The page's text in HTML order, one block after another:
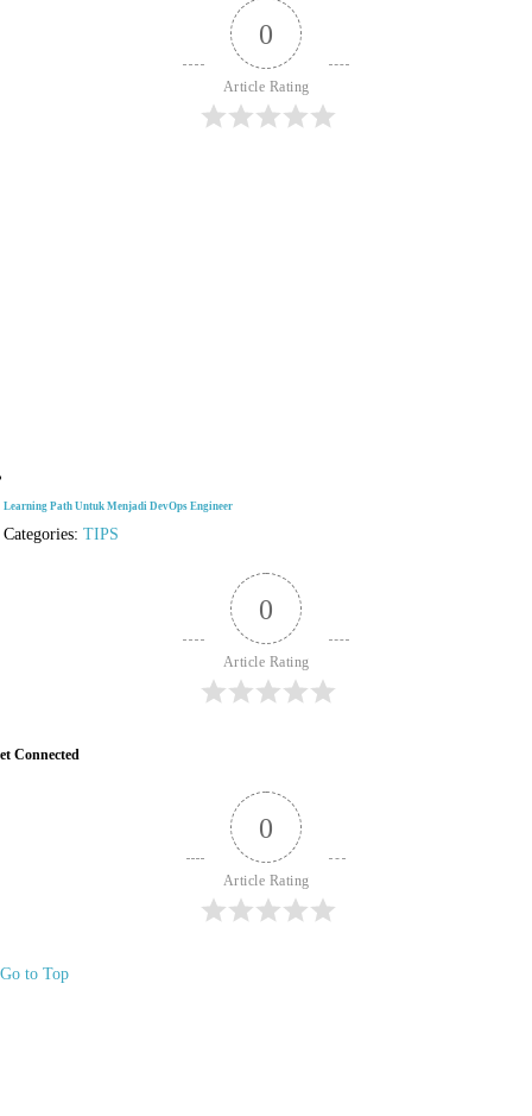
0
Article Rating
Learning Path Untuk Menjadi DevOps Engineer
Categories:TIPS
0
Article Rating
Connected
0
Article Rating
Go to Top